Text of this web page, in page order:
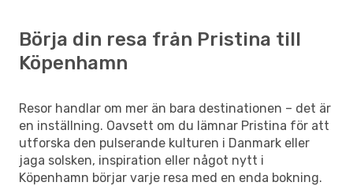
Börja din resa från Pristina till
Köpenhamn
Resor handlar om mer än bara destinationen – det är
en inställning. Oavsett om du lämnar Pristina för att
utforska den pulserande kulturen i Danmark eller
jaga solsken, inspiration eller något nytt i
Köpenhamn börjar varje resa med en enda bokning.